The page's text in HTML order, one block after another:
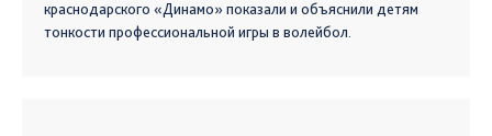
краснодарского «Динамо» показали и объяснили детям
тонкости профессиональной игры в волейбол.